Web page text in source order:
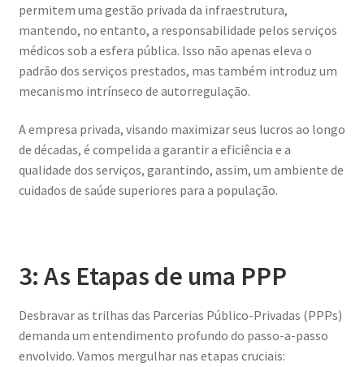
permitem uma gestão privada da infraestrutura,
mantendo, no entanto, a responsabilidade pelos serviços
médicos sob a esfera pública. Isso não apenas eleva o
padrão dos serviços prestados, mas também introduz um
mecanismo intrínseco de autorregulação.
A empresa privada, visando maximizar seus lucros ao longo
de décadas, é compelida a garantir a eficiência e a
qualidade dos serviços, garantindo, assim, um ambiente de
cuidados de saúde superiores para a população.
3: As Etapas de uma PPP
Desbravar as trilhas das Parcerias Público-Privadas (PPPs)
demanda um entendimento profundo do passo-a-passo
envolvido. Vamos mergulhar nas etapas cruciais: